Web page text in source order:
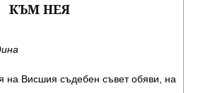
КЪМ НЕЯ
на Висшия съдебен съвет обяви, на